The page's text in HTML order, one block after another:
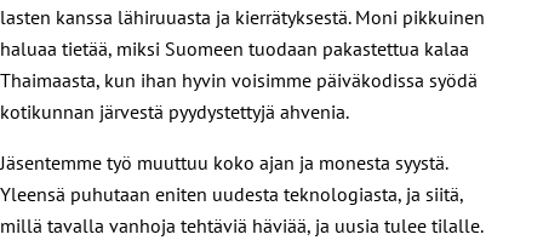
lasten kanssa lähiruuasta ja kierrätyksestä. Moni pikkuinen
haluaa tietää, miksi Suomeen tuodaan pakastettua kalaa
Thaimaasta, kun ihan hyvin voisimme päiväkodissa syödä
kotikunnan järvestä pyydystettyjä ahvenia.
Jäsentemme työ muuttuu koko ajan ja monesta syystä.
Yleensä puhutaan eniten uudesta teknologiasta, ja siitä,
millä tavalla vanhoja tehtäviä häviää, ja uusia tulee tilalle.